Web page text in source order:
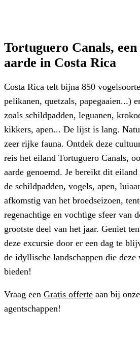
Tortuguero Canals,
aarde in Costa Rica
Costa Rica telt bijna 850
pelikanen, quetzals, papegaaien...)
zoals schildpadden, leguanen,
kikkers, apen... De lijst is lang.
zeer rijke fauna. Ontdek deze
reis het eiland Tortuguero Canals,
aarde genoemd. Je bereikt dit
de schildpadden, vogels, apen,
afkomstig van het broedseizoen,
regenachtige en vochtige sfeer van
grootste deel van het jaar. Geniet
deze excursie door er een dag te
de idyllische landschappen die deze
bieden!
Vraag een Gratis offerte aan bij
agentschappen!